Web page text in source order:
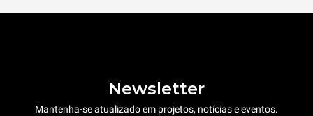
Newsletter
Mantenha-se atualizado em projetos, notícias e eventos.